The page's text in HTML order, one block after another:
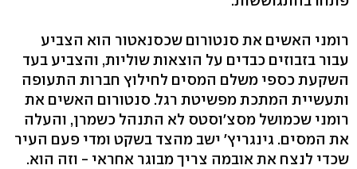
רומני האשים את סנטורום שכסנאטור הוא הצביע
עבור בזבוזים כבדים על הוצאות שוליות, והצביע בעד
השקעת כספי משלם המסים לחילוץ חברות התעופה
ותעשיית המתכת מפשיטת רגל. סנטורום האשים את
רומני שכמושל מסצ'וסטס לא התנהל כשמרן, והעלה
את המסים. גינגריץ' ישב מהצד בשקט ומדי פעם העיר
שכדי לנצח את אובמה צריך מבוגר אחראי - וזה הוא.